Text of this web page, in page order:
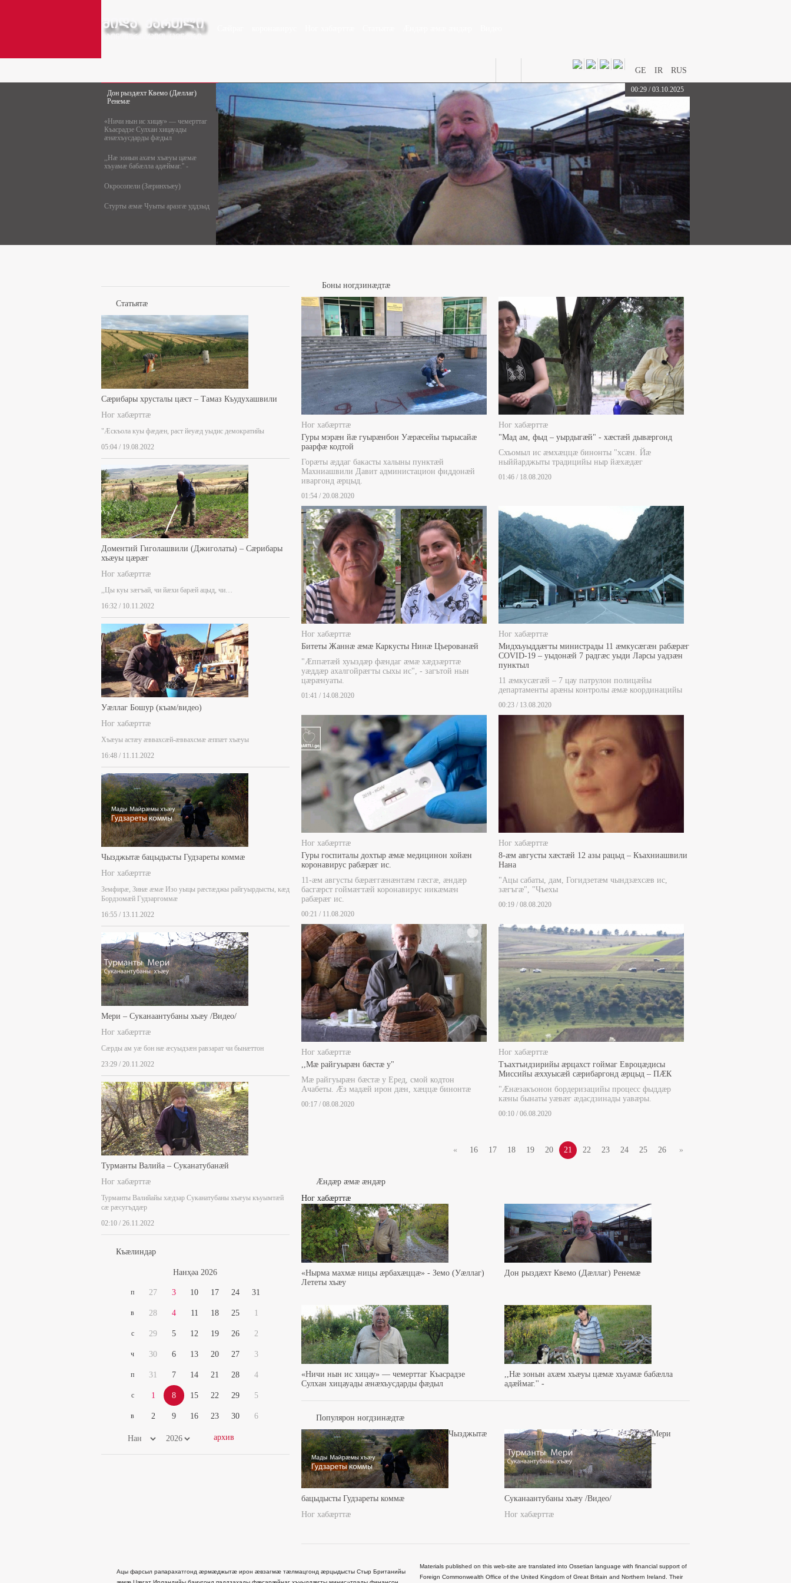
GE IR RUS
00:29 / 03.10.2025
Дон рыздæхт Квемо (Дæллаг)
Ренемæ
«Ничи нын ис хицау» — чемерттаг
Къасрадзе Сулхан хицауады
æнæхъусдарды фæдыл
,,Нæ зонын ахæм хъæуы цæмæ
хъуамæ бабæлла адæймаг.'' -
Окросопели (Зæринхъæу)
Стурты æмæ Чуыты аразгæ уддзыд
Статьятæ
Сæрибары хрусталы цæст – Тамаз Къудухашвили
Ног хабæрттæ
"Æскъола куы фæдæн, раст йеуæд уыдис демократийы
05:04 / 19.08.2022
Доментий Гиголашвили (Джиголаты) – Сæрибары
хъæуы цæрæг
Ног хабæрттæ
,,Цы куы зæгъай, чи йæхи барæй ацыд, чи…
16:32 / 10.11.2022
Уæллаг Бошур (къам/видео)
Ног хабæрттæ
Хъæуы астæу æввахсæй-æввахсмæ æппæт хъæуы
16:48 / 11.11.2022
Чызджытæ бацыдысты Гудзареты коммæ
Ног хабæрттæ
Земфирæ, Зинæ æмæ Изо уыцы рæстæджы райгуырдысты, кæд
Бордзомæй Гудзаргоммæ
16:55 / 13.11.2022
Мери – Суканаантубаны хъæу /Видео/
Ног хабæрттæ
Сæрды ам уæ бон нæ æсуыдзæн равзарат чи бынæттон
23:29 / 20.11.2022
Турманты Валийа – Суканатубанæй
Ног хабæрттæ
Турманты Валийайы хæдзар Суканатубаны хъæуы къуымтæй
сæ рæсугъддæр
02:10 / 26.11.2022
Къæлиндар
Нaнҳәa 2026
п
в
с
ч
п
с
в
27
28
29
30
31
1
2
3
4
5
6
7
8
9
10
11
12
13
14
15
16
17
18
19
20
21
22
23
24
25
26
27
28
29
30
31
1
2
3
4
5
6
Боны ногдзинæдтæ
Ног хабæрттæ
Гуры мэрæн йæ гуырæнбон Уæрæсейы тырысайæ
раарфæ кодтой
Горæты æддаг бакасты халыны пунктæй
Махниашвили Давит администацион фиддонæй
иваргонд æрцыд.
01:54 / 20.08.2020
Ног хабæрттæ
"Мад ам, фыд – уырдыгæй" - хæстæй дывæргонд
Схъомыл ис æмхæццæ бинонты "хсæн. Йæ
ныййарджыты традицийы ныр йæхæдæг
01:46 / 18.08.2020
Ног хабæрттæ
Битеты Жаннæ æмæ Каркусты Нинæ Цъерованæй
"Æппæтæй хуыздæр фæндаг æмæ хæдзæрттæ
уæддæр ахалгойрæгты сыхы ис", - загътой нын
цæрæнуаты.
01:41 / 14.08.2020
Ног хабæрттæ
Мидхъуыддæгты министрады 11 æмкусæгæн рабæрæг
COVID-19 – уыдонæй 7 радгæс уыди Ларсы уадзæн
пунктыл
11 æмкусæгæй – 7 цау патрулон полицæйы
департаменты арæны контролы æмæ координацийы
00:23 / 13.08.2020
Ног хабæрттæ
Гуры госпиталы дохтыр æмæ медицинон хойæн
коронавирус рабæрæг ис.
11-æм августы бæрæггæнæнтæм гæсгæ, æндæр
басгæрст гоймæгтæй коронавирус никæмæн
рабæрæг ис.
00:21 / 11.08.2020
Ног хабæрттæ
8-æм августы хæстæй 12 азы рацыд – Къахниашвили
Нана
"Ацы сабаты, дам, Гогидзетæм чындзæхсæв ис,
зæгъгæ", "Чъехы
00:19 / 08.08.2020
Ног хабæрттæ
,,Мӕ райгуырӕн бӕстӕ у"
Мӕ райгуырӕн бӕстӕ у Еред, смой кодтон
Ачабеты. Ӕз мадӕй ирон дӕн, хӕццӕ бинонтӕ
00:17 / 08.08.2020
Ног хабæрттæ
Тъахтъидзирийы æрцахст гоймаг Евроцæдисы
Миссийы æххуысæй сæрибаргонд æрцыд – ПÆК
"Æнæзакъонон бордеризацийы процесс фыддæр
кæны бынаты уæвæг æдасдзинады уавæры.
00:10 / 06.08.2020
« 16 17 18 19 20 21 22 23 24 25 26 »
Æндæр æмæ æндæр
Ног хабæрттæ
«Нырма махмæ ницы æрбахæццæ» - Земо (Уæллаг)
Лететы хъæу
Дон рыздæхт Квемо (Дæллаг) Ренемæ
«Ничи нын ис хицау» — чемерттаг Къасрадзе
Сулхан хицауады æнæхъусдарды фæдыл
,,Нæ зонын ахæм хъæуы цæмæ хъуамæ бабæлла
адæймаг.'' -
Популярон ногдзинæдтæ
Чызджытæ
бацыдысты Гудзареты коммæ
Ног хабæрттæ
Мери
–
Суканаантубаны хъæу /Видео/
Ног хабæрттæ
Ацы фарсыл рапарахатгонд æрмæджытæ ирон æвзагмæ тæлмацгонд æрцыдысты Стыр Британийы
Materials published on this web-site are translated into Ossetian language with financial support of
Foreign Commonwealth Office of the United Kingdom of Great Britain and Northern Ireland. Their